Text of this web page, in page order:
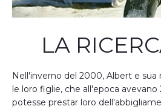
LA
Nell'inverno del 2000, Albert e
le loro figlie, che all'epoca
potesse prestar loro